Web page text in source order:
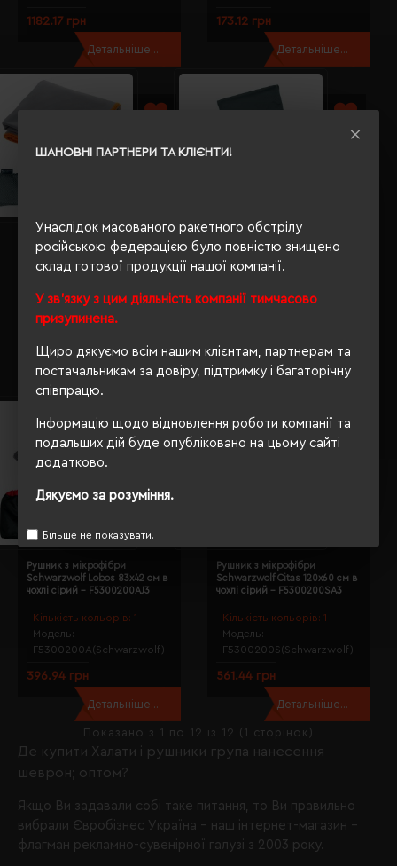
ШАНОВНІ ПАРТНЕРИ ТА КЛІЄНТИ!
Унаслідок масованого ракетного обстрілу
російською федерацією було повністю знищено
склад готової продукції нашої компанії.
У зв'язку з цим діяльність компанії тимчасово
призупинена.
Щиро дякуємо всім нашим клієнтам, партнерам та
постачальникам за довіру, підтримку і багаторічну
співпрацю.
Інформацію щодо відновлення роботи компанії та
подальших дій буде опубліковано на цьому сайті
додатково.
Дякуємо за розуміння.
Більше не показувати.
Де купити Халати і рушники група нанесення
шеврон; оптом?
Якщо Ви задавали собі таке питання, то Ви правильно
вибрали Євробізнес Україна - наш інтернет-магазин -
флагман рекламно-сувенірної галузі з 2003 року.
1182.17 грн
Детальніше...
173.12 грн
Детальніше...
Модель:
F5300500(Schwarzwolf)
Рушник з мікрофібри
Schwarzwolf Malaren 140х65 см
в чохлі сірий - F5300500AJ3
615.96 грн
Детальніше...
Кількість кольорів:
Модель:
Рушник з мікрофібри
Schwarzwolf Lanao 100х30 см в
чохлі сірий - F5300400AJ3
424.67 грн
Детальніше...
Кількість кольорів: 1
Модель:
F5300200A(Schwarzwolf)
Рушник з мікрофібри
Schwarzwolf Lobos 83х42 см в
чохлі сірий - F5300200AJ3
396.94 грн
Детальніше...
Кількість кольорів: 1
Модель:
F5300200S(Schwarzwolf)
Рушник з мікрофібри
Schwarzwolf Citas 120х60 см в
чохлі сірий - F5300200SA3
561.44 грн
Детальніше...
Показано з 1 по 12 із 12 (1 сторінок)